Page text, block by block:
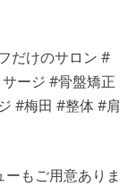
だけのサロン #
ージ #骨盤矯正
#梅田 #整体 #肩
もご用意ありま